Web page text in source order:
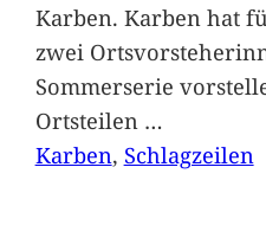
Karben. Karben hat
zwei
Sommerserie
Ortsteilen …
Karben, Schlagzeilen